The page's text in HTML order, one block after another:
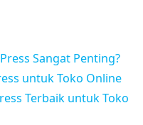
Sangat Penting?
untuk Toko Online
Terbaik untuk Toko